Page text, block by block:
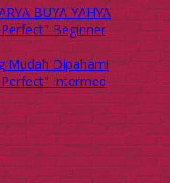
BUYA YAHYA
Beginner
Mudah Dipahami
Intermed